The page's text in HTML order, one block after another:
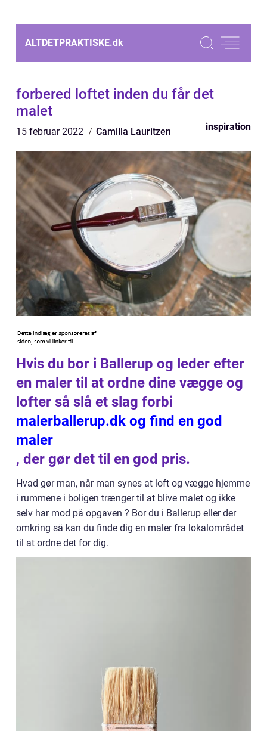
ALTDETPRAKTISKE.dk
forbered loftet inden du får det
malet
15 februar 2022 Camilla Lauritzen inspiration
Hvis du bor i Ballerup og leder efter
en maler til at ordne dine vægge og
lofter så slå et slag forbi
malerballerup.dk og find en god
maler
, der gør det til en god pris.
Hvad gør man, når man synes at loft og vægge hjemme
i rummene i boligen trænger til at blive malet og ikke
selv har mod på opgaven ? Bor du i Ballerup eller der
omkring så kan du finde dig en maler fra lokalområdet
til at ordne det for dig.